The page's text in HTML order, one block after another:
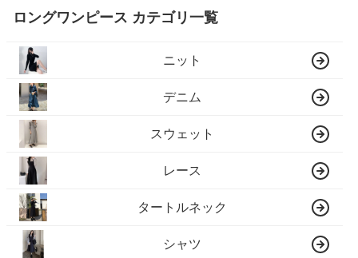
ロングワンピース カテゴリ一覧
ニット
デニム
スウェット
レース
タートルネック
シャツ